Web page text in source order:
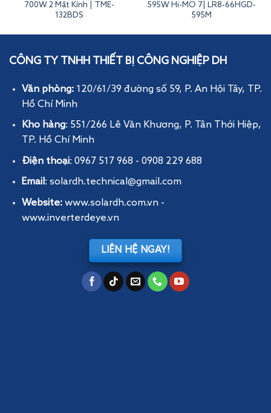
700W 2 Mặt Kính | TME-
132BDS
595W Hi-MO 7| LR8-66HGD-
595M
Tấm Pin Mặt Trời AE 595W 2 Mặt Kính | AE595CMD-144BDS
CÔNG TY TNHH THIẾT BỊ CÔNG NGHIỆP DH
Văn phòng: 120/61/39 đường số 59, P. An Hội Tây, TP.
Hồ Chí Minh
Kho hàng: 551/266 Lê Văn Khương, P. Tân Thới Hiệp,
TP. Hồ Chí Minh
Điện thoại: 0967 517 968 - 0908 229 688
Email: solardh.technical@gmail.com
Website: www.solardh.com.vn-
www.inverterdeye.vn
LIÊN HỆ NGAY!